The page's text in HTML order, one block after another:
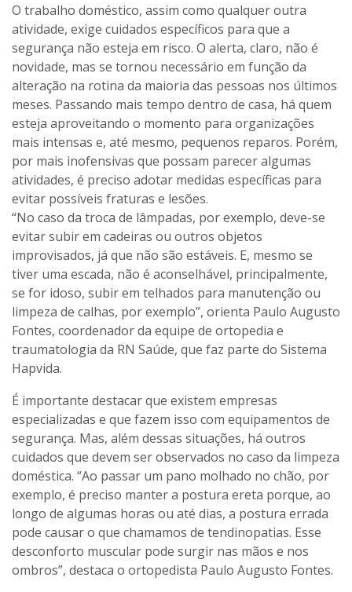
O trabalho doméstico, assim como qualquer outra
atividade, exige cuidados específicos para que a
segurança não esteja em risco. O alerta, claro, não é
novidade, mas se tornou necessário em função da
alteração na rotina da maioria das pessoas nos últimos
meses. Passando mais tempo dentro de casa, há quem
esteja aproveitando o momento para organizações
mais intensas e, até mesmo, pequenos reparos. Porém,
por mais inofensivas que possam parecer algumas
atividades, é preciso adotar medidas específicas para
evitar possíveis fraturas e lesões.
“No caso da troca de lâmpadas, por exemplo, deve-se
evitar subir em cadeiras ou outros objetos
improvisados, já que não são estáveis. E, mesmo se
tiver uma escada, não é aconselhável, principalmente,
se for idoso, subir em telhados para manutenção ou
limpeza de calhas, por exemplo”, orienta Paulo Augusto
Fontes, coordenador da equipe de ortopedia e
traumatologia da RN Saúde, que faz parte do Sistema
Hapvida.
É importante destacar que existem empresas
especializadas e que fazem isso com equipamentos de
segurança. Mas, além dessas situações, há outros
cuidados que devem ser observados no caso da limpeza
doméstica. “Ao passar um pano molhado no chão, por
exemplo, é preciso manter a postura ereta porque, ao
longo de algumas horas ou até dias, a postura errada
pode causar o que chamamos de tendinopatias. Esse
desconforto muscular pode surgir nas mãos e nos
ombros”, destaca o ortopedista Paulo Augusto Fontes.